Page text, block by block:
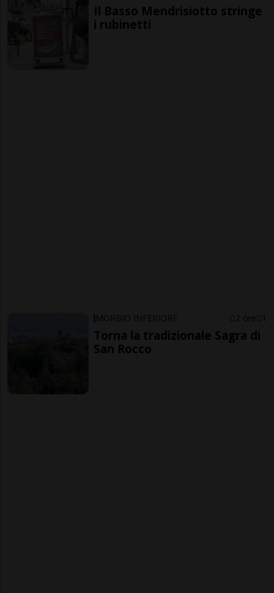
Il Basso Mendrisiotto stringe
i rubinetti
MORBIO INFERIORE 2 ore 1
Torna la tradizionale Sagra di
San Rocco